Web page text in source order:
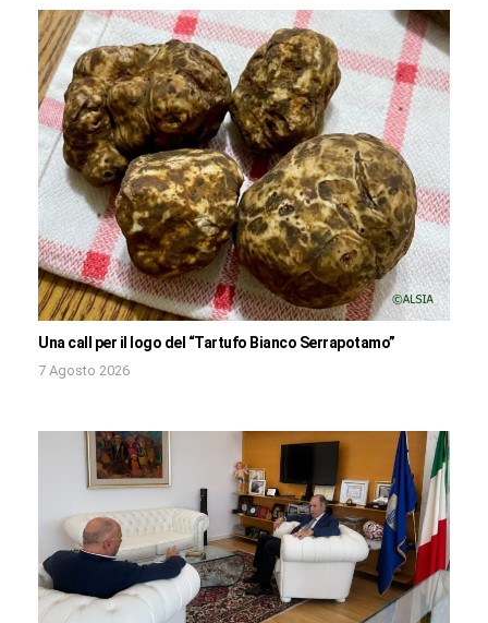
Una call per il logo del “Tartufo Bianco Serrapotamo”
7 Agosto 2026